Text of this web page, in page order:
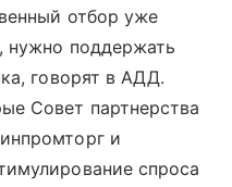
отбор уже
нужно поддержать
говорят в АДД.
Совет партнерства
и
спроса